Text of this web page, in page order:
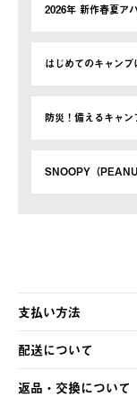
2026年 新作春夏ア
はじめてのキャン
防災！備えるキャン
SNOOPY（
支払い方法
以下のいずれかの
・クレジットカード
・コンビニ決済
配送について
【発送スケジュール】
返品・交換について